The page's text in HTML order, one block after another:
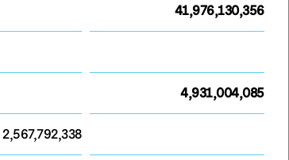
41,976,130,356
4,931,004,085
2,567,792,338